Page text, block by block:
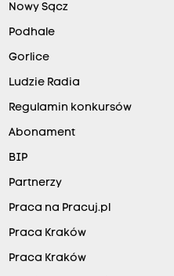
Nowy Sącz
Podhale
Gorlice
Ludzie Radia
Regulamin konkursów
Abonament
BIP
Partnerzy
Praca na Pracuj.pl
Praca Kraków
Praca Kraków